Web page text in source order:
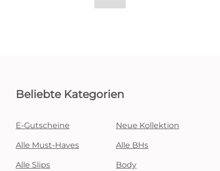
Beliebte Kategorien
E-Gutscheine Neue Kollektion
Alle Must-Haves Alle BHs
Alle Slips Body